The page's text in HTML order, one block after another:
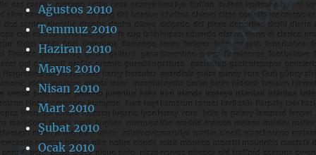
Ağustos 2010
Temmuz 2010
Haziran 2010
Mayıs 2010
Nisan 2010
Mart 2010
Şubat 2010
Ocak 2010